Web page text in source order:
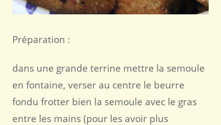
Préparation :
dans une grande terrine mettre la semoule
en fontaine, verser au centre le beurre
fondu frotter bien la semoule avec le gras
entre les mains (pour les avoir plus